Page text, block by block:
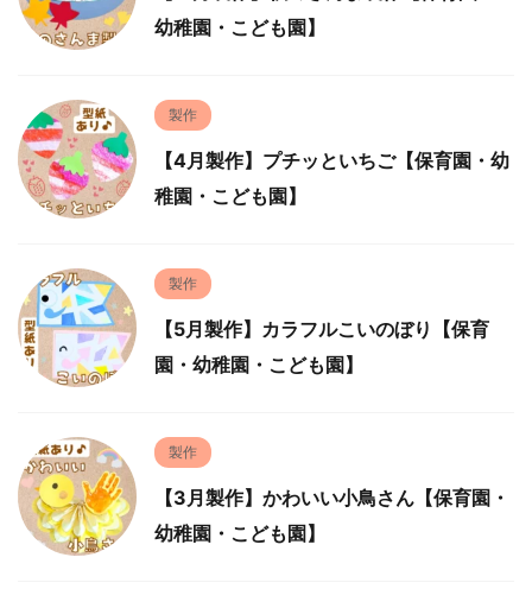
幼稚園・こども園】
製作
【4月製作】プチッといちご【保育園・幼
稚園・こども園】
製作
【5月製作】カラフルこいのぼり【保育
園・幼稚園・こども園】
製作
【3月製作】かわいい小鳥さん【保育園・
幼稚園・こども園】